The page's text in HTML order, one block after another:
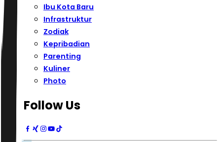
Ibu Kota Baru
Infrastruktur
Zodiak
Kepribadian
Parenting
Kuliner
Photo
Follow Us